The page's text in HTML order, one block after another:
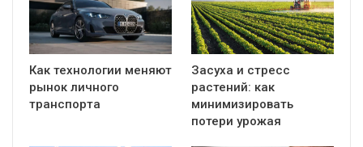
Как технологии меняют
рынок личного
транспорта
Засуха и стресс
растений: как
минимизировать
потери урожая